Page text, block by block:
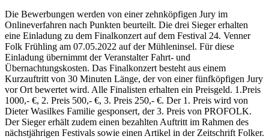
Die Bewerbungen werden von einer zehnköpfigen Jury im
Onlineverfahren nach Punkten beurteilt. Die drei Sieger erhalten
eine Einladung zu dem Finalkonzert auf dem Festival 24. Venner
Folk Frühling am 07.05.2022 auf der Mühleninsel. Für diese
Einladung übernimmt der Veranstalter Fahrt- und
Übernachtungskosten. Das Finalkonzert besteht aus einem
Kurzauftritt von 30 Minuten Länge, der von einer fünfköpfigen Jury
vor Ort bewertet wird. Alle Finalisten erhalten ein Preisgeld. 1.Preis
1000,- €, 2. Preis 500,- €, 3. Preis 250,- €. Der 1. Preis wird von
Dieter Wasilkes Familie gesponsert, der 3. Preis von PROFOLK.
Der Sieger erhält zudem einen bezahlten Auftritt im Rahmen des
nächstjährigen Festivals sowie einen Artikel in der Zeitschrift Folker.